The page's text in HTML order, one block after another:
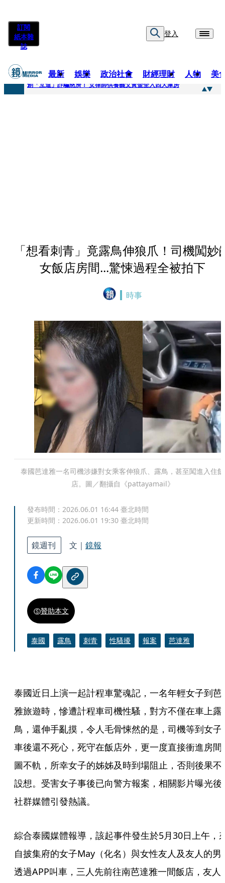
訂閱
紙本雜
誌
登入
最新 娛樂 政治社會 財經理財 人物 美
快訊
創「互道」詐騙慈濟！ 女律師供養義父黃金全入四大庫房
「想看刺青」竟露鳥伸狼爪！司機闖妙
女飯店房間...驚悚過程全被拍下
時事
泰國芭達雅一名司機涉嫌對女乘客伸狼爪、露鳥，甚至闖進入住飯
店。圖／翻攝自《pattayamail》
發布時間： 2026.06.01 16:44 臺北時間
更新時間： 2026.06.01 19:30 臺北時間
鏡週刊 文｜ 鏡報
贊助本文
泰國 露鳥 刺青 性騷擾 報案 芭達雅
泰國近日上演一起計程車驚魂記，一名年輕女子到芭
雅旅遊時，慘遭計程車司機性騷，對方不僅在車上露
鳥，還伸手亂摸，令人毛骨悚然的是，司機等到女子
車後還不死心，死守在飯店外，更一度直接衝進房間
圖不軌，所幸女子的姊姊及時到場阻止，否則後果不
設想。受害女子事後已向警方報案，相關影片曝光後
社群媒體引發熱議。
綜合泰國媒體報導，該起事件發生於5月30日上午，
自披集府的女子May（化名）與女性友人及友人的男
透過APP叫車，三人先前往南芭達雅一間飯店，友人